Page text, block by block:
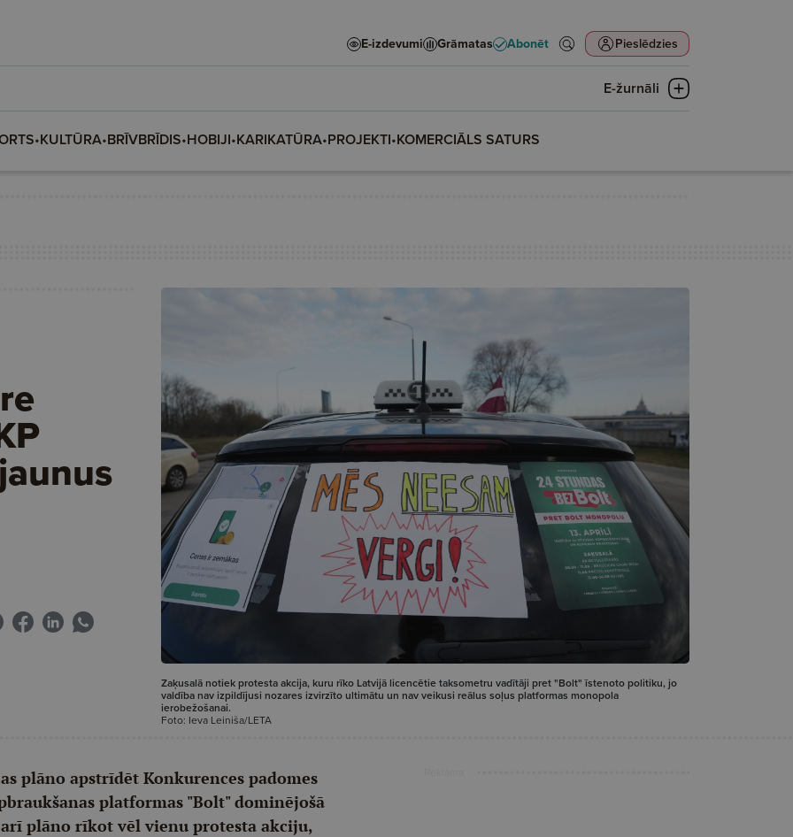
E-izdevumi Grāmatas Abonēt Pieslēdzies
E-žurnāli
•KULTŪRA•BRĪVBRĪDIS•HOBIJI•KARIKATŪRA•PROJEKTI•KOMERCIĀLS SATURS
Zaķusalā notiek protesta akcija, kuru rīko Latvijā licencētie taksometru vadītāji pret "Bolt" īstenoto politiku, jo
valdība nav izpildījusi nozares izvirzīto ultimātu un nav veikusi reālus soļus platformas monopola
ierobežošanai.
Foto: Ieva Leiniša/LETA
plāno apstrīdēt Konkurences padomes
platformas "Bolt" dominējošā
plāno rīkot vēl vienu protesta akciju,